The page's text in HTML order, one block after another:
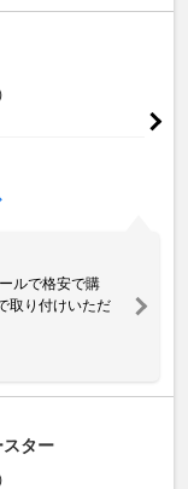
ルで格安で購
取り付けいただ
ター